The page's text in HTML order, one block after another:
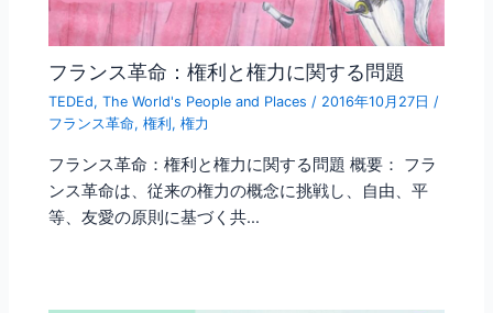
フランス革命：権利と権力に関する問題
TEDEd,The World's People and Places / 2016年10月27日/
フランス革命,権利 ,権力
フランス革命：権利と権力に関する問題 概要： フラ
ンス革命は、従来の権力の概念に挑戦し、自由、平
等、友愛の原則に基づく共…